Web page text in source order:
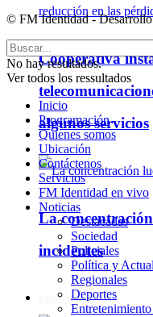
Cooperativa
algunos servicios
La
incidentes
Policiales
© FM Identidad - Desarrollo
No hay resultados.
Ver todos los ressultados
Inicio
Programación
Quienes somos
Ubicación
Contáctenos
Servicios
FM Identidad en vivo
Noticias
Destacadas
Sociedad
Policiales
Política y
Regionales
Deportes